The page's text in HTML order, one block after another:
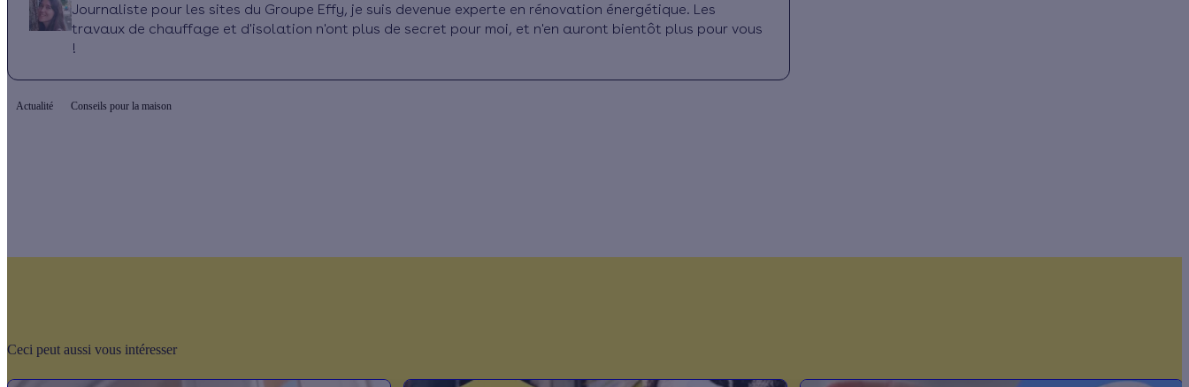
Journaliste pour les sites du Groupe Effy, je suis devenue experte en rénovation énergétique. Les
travaux de chauffage et d'isolation n'ont plus de secret pour moi, et n'en auront bientôt plus pour vous
!
Actualité Conseils pour la maison
Ceci peut aussi vous intéresser